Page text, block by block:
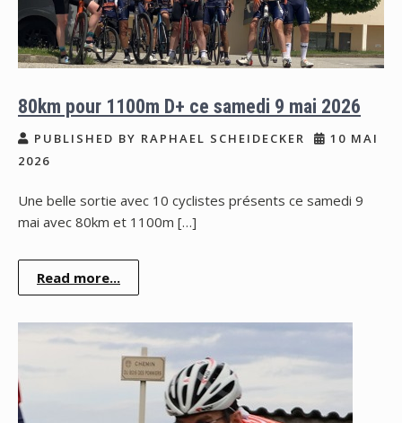
80km pour 1100m D+ ce samedi 9 mai 2026
PUBLISHED BY RAPHAEL SCHEIDECKER
10 MAI
2026
Une belle sortie avec 10 cyclistes présents ce samedi 9
mai avec 80km et 1100m […]
Read more...